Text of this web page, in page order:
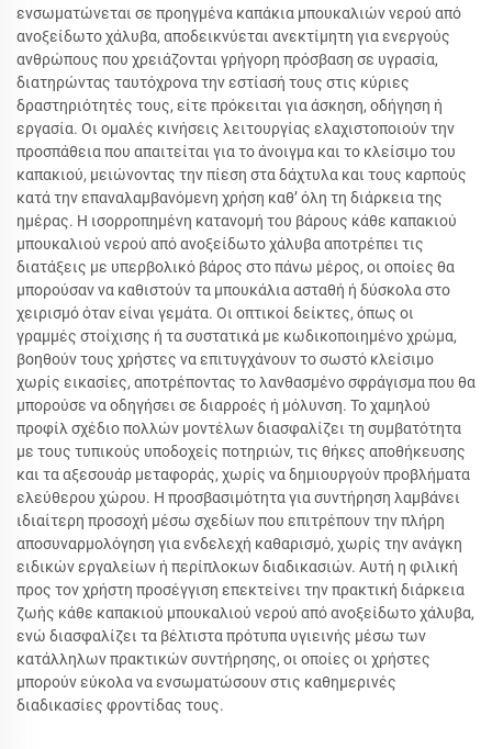
ενσωματώνεται σε προηγμένα καπάκια μπουκαλιών νερού από
ανοξείδωτο χάλυβα, αποδεικνύεται ανεκτίμητη για ενεργούς
ανθρώπους που χρειάζονται γρήγορη πρόσβαση σε υγρασία,
διατηρώντας ταυτόχρονα την εστίασή τους στις κύριες
δραστηριότητές τους, είτε πρόκειται για άσκηση, οδήγηση ή
εργασία. Οι ομαλές κινήσεις λειτουργίας ελαχιστοποιούν την
προσπάθεια που απαιτείται για το άνοιγμα και το κλείσιμο του
καπακιού, μειώνοντας την πίεση στα δάχτυλα και τους καρπούς
κατά την επαναλαμβανόμενη χρήση καθ’ όλη τη διάρκεια της
ημέρας. Η ισορροπημένη κατανομή του βάρους κάθε καπακιού
μπουκαλιού νερού από ανοξείδωτο χάλυβα αποτρέπει τις
διατάξεις με υπερβολικό βάρος στο πάνω μέρος, οι οποίες θα
μπορούσαν να καθιστούν τα μπουκάλια ασταθή ή δύσκολα στο
χειρισμό όταν είναι γεμάτα. Οι οπτικοί δείκτες, όπως οι
γραμμές στοίχισης ή τα συστατικά με κωδικοποιημένο χρώμα,
βοηθούν τους χρήστες να επιτυγχάνουν το σωστό κλείσιμο
χωρίς εικασίες, αποτρέποντας το λανθασμένο σφράγισμα που θα
μπορούσε να οδηγήσει σε διαρροές ή μόλυνση. Το χαμηλού
προφίλ σχέδιο πολλών μοντέλων διασφαλίζει τη συμβατότητα
με τους τυπικούς υποδοχείς ποτηριών, τις θήκες αποθήκευσης
και τα αξεσουάρ μεταφοράς, χωρίς να δημιουργούν προβλήματα
ελεύθερου χώρου. Η προσβασιμότητα για συντήρηση λαμβάνει
ιδιαίτερη προσοχή μέσω σχεδίων που επιτρέπουν την πλήρη
αποσυναρμολόγηση για ενδελεχή καθαρισμό, χωρίς την ανάγκη
ειδικών εργαλείων ή περίπλοκων διαδικασιών. Αυτή η φιλική
προς τον χρήστη προσέγγιση επεκτείνει την πρακτική διάρκεια
ζωής κάθε καπακιού μπουκαλιού νερού από ανοξείδωτο χάλυβα,
ενώ διασφαλίζει τα βέλτιστα πρότυπα υγιεινής μέσω των
κατάλληλων πρακτικών συντήρησης, οι οποίες οι χρήστες
μπορούν εύκολα να ενσωματώσουν στις καθημερινές
διαδικασίες φροντίδας τους.